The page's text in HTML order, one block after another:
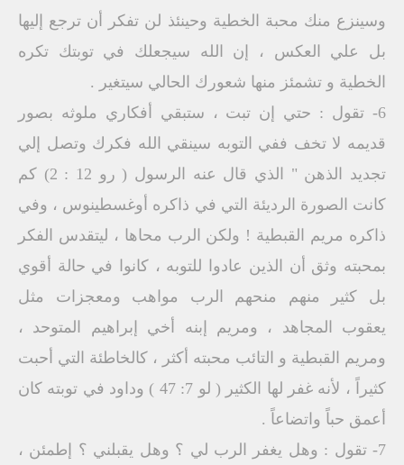
وسينزع منك محبة الخطية وحينئذ لن تفكر أن ترجع إليها
بل علي العكس ، إن الله سيجعلك في توبتك تكره
الخطية و تشمئز منها شعورك الحالي سيتغير .
6- تقول : حتي إن تبت ، ستبقي أفكاري ملوثه بصور
قديمه لا تخف ففي التوبه سينقي الله فكرك وتصل إلي
تجديد الذهن " الذي قال عنه الرسول ( رو 12 : 2) كم
كانت الصورة الرديئة التي في ذاكره أوغسطينوس ، وفي
ذاكره مريم القبطية ! ولكن الرب محاها ، ليتقدس الفكر
بمحبته وثق أن الذين عادوا للتوبه ، كانوا في حالة أقوي
بل كثير منهم منحهم الرب مواهب ومعجزات مثل
يعقوب المجاهد ، ومريم إبنه أخي إبراهيم المتوحد ،
ومريم القبطية و التائب محبته أكثر ، كالخاطئة التي أحبت
كثيراً ، لأنه غفر لها الكثير ( لو 7: 47 ) وداود في توبته كان
أعمق حباً واتضاعاً .
7- تقول : وهل يغفر الرب لي ؟ وهل يقبلني ؟ إطمئن ،